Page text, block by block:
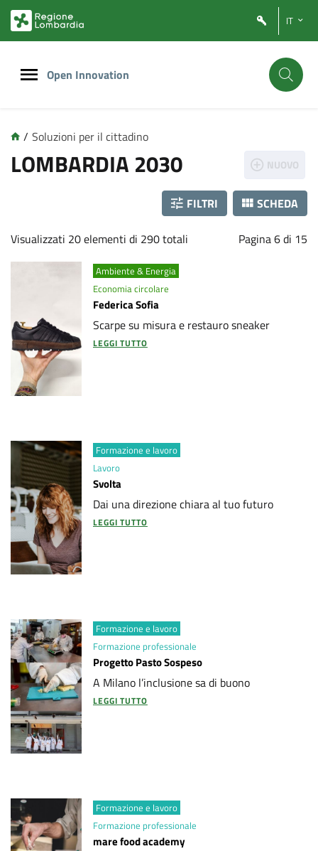
contenuto
footer
IT
Open Innovation
/ Soluzioni per il cittadino
L
b
r
d
a
0
3
0
-
P
o
g
e
t
t
LOMBARDIA 2030 NUOVO
FILTRI SCHEDA
Visualizzati 20 elementi di 290 totali Pagina 6 di 15
Ambiente & Energia
Economia circolare
Federica Sofia
Scarpe su misura e restauro sneaker
LEGGI TUTTO
Formazione e lavoro
Lavoro
Svolta
Dai una direzione chiara al tuo futuro
LEGGI TUTTO
Formazione e lavoro
Formazione professionale
Progetto Pasto Sospeso
A Milano l’inclusione sa di buono
LEGGI TUTTO
Formazione e lavoro
Formazione professionale
mare food academy